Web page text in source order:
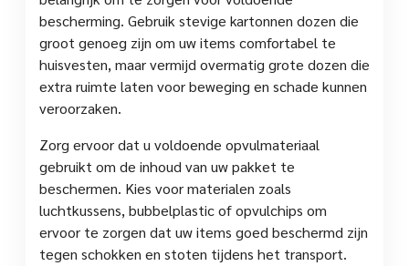
bescherming. Gebruik stevige kartonnen dozen die
groot genoeg zijn om uw items comfortabel te
huisvesten, maar vermijd overmatig grote dozen die
extra ruimte laten voor beweging en schade kunnen
veroorzaken.
Zorg ervoor dat u voldoende opvulmateriaal
gebruikt om de inhoud van uw pakket te
beschermen. Kies voor materialen zoals
luchtkussens, bubbelplastic of opvulchips om
ervoor te zorgen dat uw items goed beschermd zijn
tegen schokken en stoten tijdens het transport.